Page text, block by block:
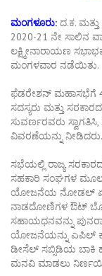
ಮಂಗಳೂರು: ದ.ಕ.
2020-21 ನೇ ಸಾಲಿನ
ಲಕ್ಷ್ಮೀನಾರಾಯಣ
ಮಂಗಳವಾರ ನಡೆಯಿತು.
ಫೆಡರೇಶನ್ ಮಹಾಸಭೆಗೆ 49
ಸದಸ್ಯರು ಮತ್ತು
ಸುವರ್ಣರವರು
ವಿವರಣೆಯನ್ನು ನೀಡಿದರು.
ಸಭೆಯಲ್ಲಿ ರಾಜ್ಯ
ಸಹಕಾರಿ ಸಂಘಗಳ
ಯೋಜನೆಯ ನೋಡಲ್
ನಾಡದೋಣಿಗಳ ಔಟ್
ಸಹಾಯಧನವನ್ನು
ಯೋಜನೆಯನ್ನು ಎಪಿಲ್
ಡೀಸೆಲ್ ಸಬ್ಸಿಡಿಯ ಬಾಕಿ
ಮನವಿ ಮಾಡಲು